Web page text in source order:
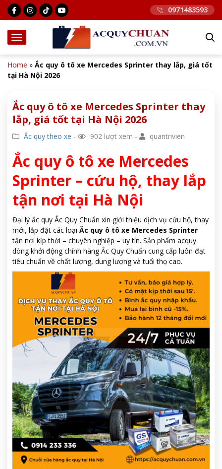
0971483593
Home » Ắc quy ô tô xe Mercedes Sprinter thay lắp, giá tốt
tại Hà Nội 2026
Ắc quy ô tô xe Mercedes Sprinter thay
lắp, giá tốt tại Hà Nội 2026
Ắc quy theo xe - 902 lượt xem - quantrivien
Ắc quy ô tô xe Mercedes
Sprinter – cứu hộ, thay lắp
tận nơi tại Hà Nội
Đại lý ắc quy Ắc Quy Chuẩn xin giới thiệu dịch vụ cứu hộ, thay
mới, lắp đặt các loại Ắc quy ô tô xe Mercedes Sprinter
tận nơi kịp thời – chuyên nghiệp – uy tín. Sản phẩm acquy
dòng khởi động chính hãng Ắc Quy Chuẩn cung cấp luôn đạt
tiêu chuẩn về chất lượng, dung lượng và tuổi thọ cao.